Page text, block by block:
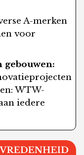
A-merken
voor
gebouwen:
WTW-
iedere